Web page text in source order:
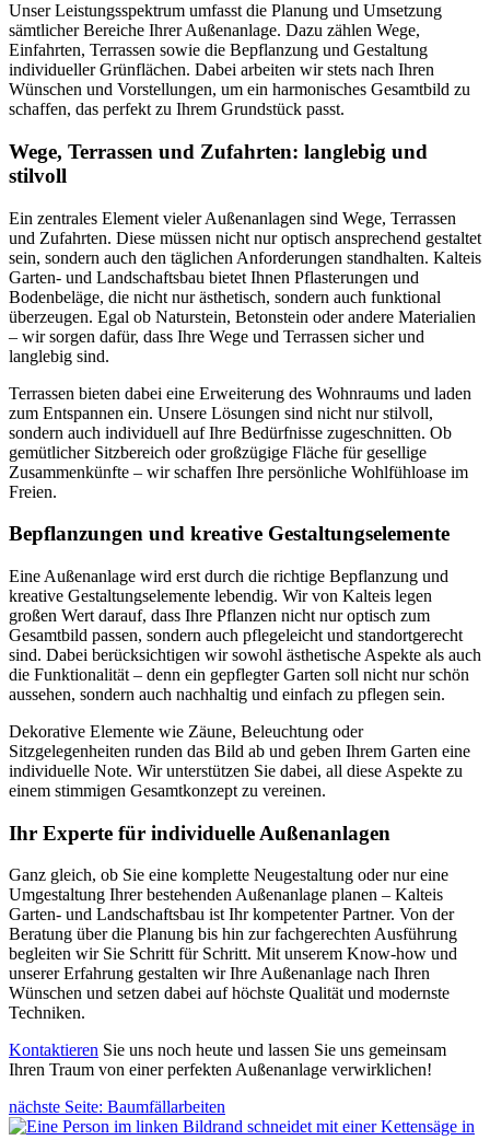
Unser Leistungsspektrum umfasst die Planung und Umsetzung
sämtlicher Bereiche Ihrer Außenanlage. Dazu zählen Wege,
Einfahrten, Terrassen sowie die Bepflanzung und Gestaltung
individueller Grünflächen. Dabei arbeiten wir stets nach Ihren
Wünschen und Vorstellungen, um ein harmonisches Gesamtbild zu
schaffen, das perfekt zu Ihrem Grundstück passt.
Wege, Terrassen und Zufahrten: langlebig und
stilvoll
Ein zentrales Element vieler Außenanlagen sind Wege, Terrassen
und Zufahrten. Diese müssen nicht nur optisch ansprechend gestaltet
sein, sondern auch den täglichen Anforderungen standhalten. Kalteis
Garten- und Landschaftsbau bietet Ihnen Pflasterungen und
Bodenbeläge, die nicht nur ästhetisch, sondern auch funktional
überzeugen. Egal ob Naturstein, Betonstein oder andere Materialien
– wir sorgen dafür, dass Ihre Wege und Terrassen sicher und
langlebig sind.
Terrassen bieten dabei eine Erweiterung des Wohnraums und laden
zum Entspannen ein. Unsere Lösungen sind nicht nur stilvoll,
sondern auch individuell auf Ihre Bedürfnisse zugeschnitten. Ob
gemütlicher Sitzbereich oder großzügige Fläche für gesellige
Zusammenkünfte – wir schaffen Ihre persönliche Wohlfühloase im
Freien.
Bepflanzungen und kreative Gestaltungselemente
Eine Außenanlage wird erst durch die richtige Bepflanzung und
kreative Gestaltungselemente lebendig. Wir von Kalteis legen
großen Wert darauf, dass Ihre Pflanzen nicht nur optisch zum
Gesamtbild passen, sondern auch pflegeleicht und standortgerecht
sind. Dabei berücksichtigen wir sowohl ästhetische Aspekte als auch
die Funktionalität – denn ein gepflegter Garten soll nicht nur schön
aussehen, sondern auch nachhaltig und einfach zu pflegen sein.
Dekorative Elemente wie Zäune, Beleuchtung oder
Sitzgelegenheiten runden das Bild ab und geben Ihrem Garten eine
individuelle Note. Wir unterstützen Sie dabei, all diese Aspekte zu
einem stimmigen Gesamtkonzept zu vereinen.
Ihr Experte für individuelle Außenanlagen
Ganz gleich, ob Sie eine komplette Neugestaltung oder nur eine
Umgestaltung Ihrer bestehenden Außenanlage planen – Kalteis
Garten- und Landschaftsbau ist Ihr kompetenter Partner. Von der
Beratung über die Planung bis hin zur fachgerechten Ausführung
begleiten wir Sie Schritt für Schritt. Mit unserem Know-how und
unserer Erfahrung gestalten wir Ihre Außenanlage nach Ihren
Wünschen und setzen dabei auf höchste Qualität und modernste
Techniken.
Kontaktieren Sie uns noch heute und lassen Sie uns gemeinsam
Ihren Traum von einer perfekten Außenanlage verwirklichen!
nächste Seite: Baumfällarbeiten